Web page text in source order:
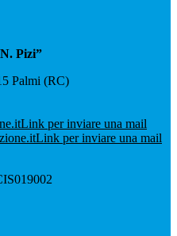
Pizi”
Palmi (RC)
Link per inviare una mail
Link per inviare una mail